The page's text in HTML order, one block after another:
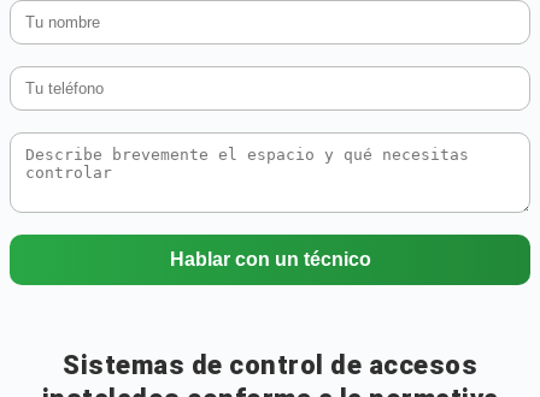
Hablar con un técnico
Sistemas de control de accesos